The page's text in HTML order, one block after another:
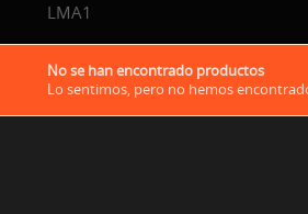
LMA1
No se han encontrado productos
Lo sentimos, pero no hemos